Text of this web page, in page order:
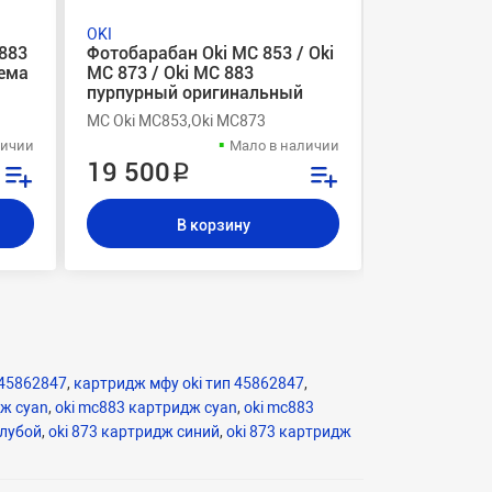
OKI
Фотобарабан Oki MC 853 / Oki
MC 873 / Oki MC 883
пурпурный оригинальный
MC Oki MC853,Oki MC873
Мало в наличии
19 500 ₽
В корзину
, картридж мфу oki тип 45862847,
cyan, oki mc883 картридж cyan, oki mc883
, oki 873 картридж синий, oki 873 картридж